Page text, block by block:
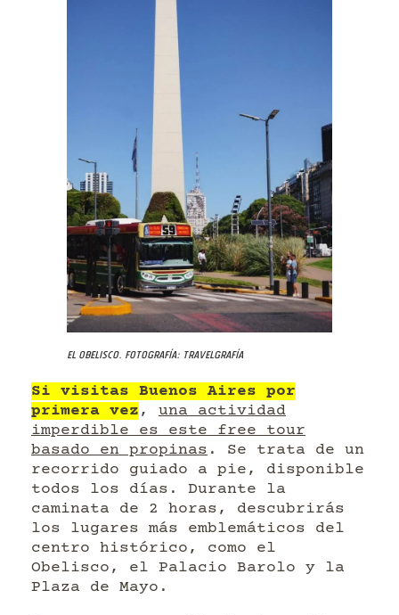
El Obelisco. Fotografía: Travelgrafía
Si visitas Buenos Aires por
primera vez , una actividad
imperdible es este free tour
basado en propinas . Se trata de un
recorrido guiado a pie, disponible
todos los días. Durante la
caminata de 2 horas, descubrirás
los lugares más emblemáticos del
centro histórico, como el
Obelisco, el Palacio Barolo y la
Plaza de Mayo.